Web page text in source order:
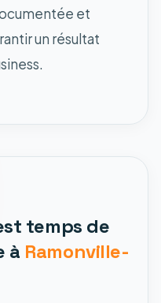
et
un résultat
temps de
à Ramonville-